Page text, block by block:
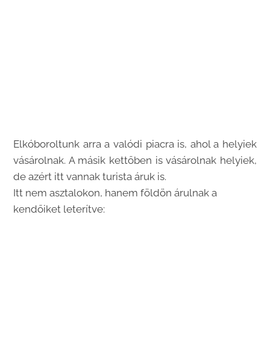
Elkóboroltunk arra a valódi piacra is, ahol a helyiek
vásárolnak. A másik kettőben is vásárolnak helyiek,
de azért itt vannak turista áruk is.
Itt nem asztalokon, hanem földön árulnak a
kendőiket leterítve: